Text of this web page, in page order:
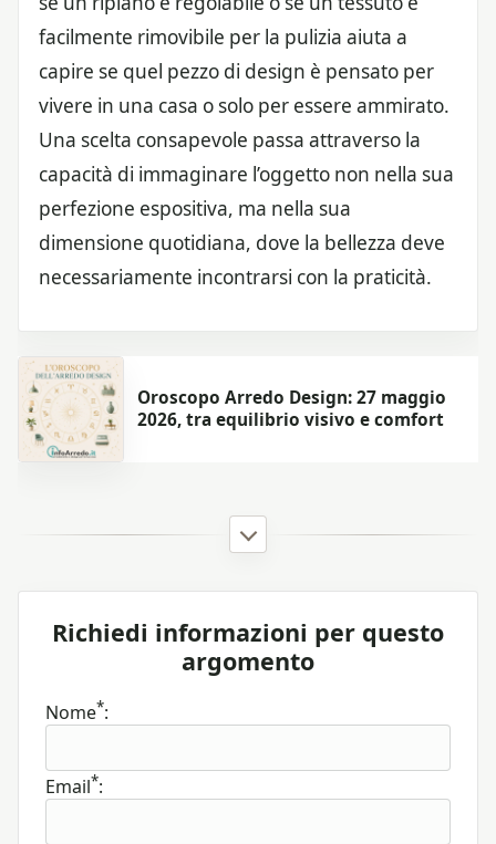
facilmente rimovibile per la pulizia aiuta a
capire se quel pezzo di design è pensato per
vivere in una casa o solo per essere ammirato.
Una scelta consapevole passa attraverso la
capacità di immaginare l’oggetto non nella sua
perfezione espositiva, ma nella sua
dimensione quotidiana, dove la bellezza deve
necessariamente incontrarsi con la praticità.
Oroscopo Arredo Design: 27 maggio
2026, tra equilibrio visivo e comfort
Richiedi informazioni per questo
argomento
Nome*:
Email*: